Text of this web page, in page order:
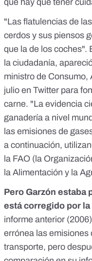
qué hay que tener
"Las flatulencias de
cerdos y sus piensos
que la de los coches".
la ciudadanía,
ministro de Consumo,
julio en Twitter para
carne. "La evidencia
ganadería a nivel
las emisiones de
a continuación,
la FAO (la
la Alimentación y la
Pero Garzón estaba
está corregido por
informe anterior
errónea las emisiones
transporte, pero